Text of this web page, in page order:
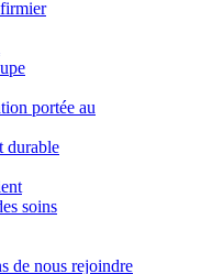
portée au
durable
soins
de nous rejoindre